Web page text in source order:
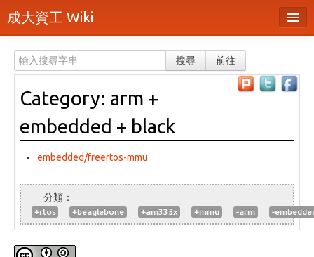
成大資工 Wiki
分類
隨機頁面
最近活動
上傳檔案
登入 / 註冊帳號
搜尋 前往
Category: arm +
embedded + black
embedded/freertos-mmu
+rtos +beaglebone +am335x +mmu -arm -